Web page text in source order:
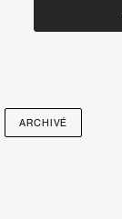
ARCHIVÉ